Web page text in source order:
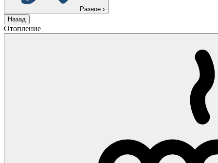
Разное ›
Назад
Отопление